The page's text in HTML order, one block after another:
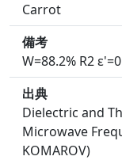
Carrot
備考
W=88.2% R2
出典
Dielectric and
Microwave
KOMAROV)